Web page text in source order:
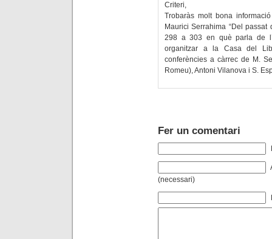
Criteri,
Trobaràs molt bona
Maurici Serrahima “Del
298 a 303 en què parla de
organitzar a la Casa del
conferències a càrrec de M.
Romeu), Antoni Vilanova i S.
Fer un comentari
(necessari)